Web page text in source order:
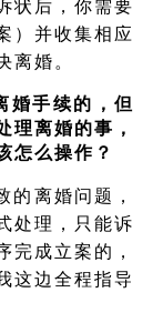
状后，你需要
）并收集相应
离婚。
婚手续的，但
理离婚的事，
怎么操作？
的离婚问题，
处理，只能诉
完成立案的，
这边全程指导